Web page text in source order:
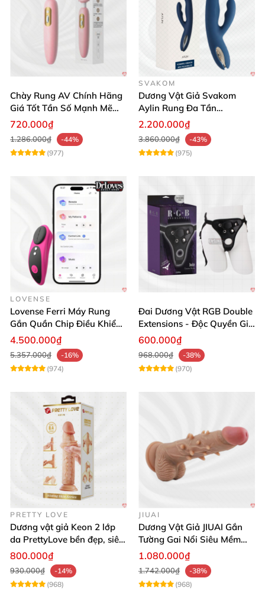
Chày Rung AV Chính Hãng
Giá Tốt Tần Số Mạnh Mẽ
Siêu Bền
720.000₫
1.286.000₫
-44%
(977)
SVAKOM
Dương Vật Giả Svakom
Aylin Rung Đa Tần
Massage Sung Sướng
2.200.000₫
3.860.000₫
-43%
(975)
LOVENSE
Lovense Ferri Máy Rung
Gắn Quần Chip Điều Khiển
App Tăng Hưng Phấn
4.500.000₫
5.357.000₫
-16%
(974)
Đai Dương Vật RGB Double
Extensions - Độc Quyền Giá
Sốc
600.000₫
968.000₫
-38%
(970)
PRETTY LOVE
Dương vật giả Keon 2 lớp
da PrettyLove bền đẹp, siêu
mềm mại
800.000₫
930.000₫
-14%
(968)
JIUAI
Dương Vật Giả JIUAI Gắn
Tường Gai Nổi Siêu Mềm
Thoải Mái Mua Ngay
1.080.000₫
1.742.000₫
-38%
(968)